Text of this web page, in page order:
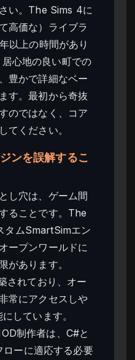
い。The Sims 4に
高価な）ライブラ
以上の時間があり
心地の良い町での
豊かで詳細なベー
す。最初から奇抜
のではなく、コア
てください。
ンを誤解するこ
し穴は、ゲーム間
ることです。The
タムSmartSimエン
ープンワールドに
があります。
されており、オー
常にアクセスしや
しています。
制作者は、C#と
ーに適応する必要